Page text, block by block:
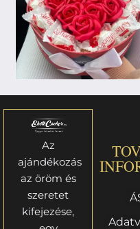
Az
ajándékozás
az öröm és
szeretet
kifejezése,